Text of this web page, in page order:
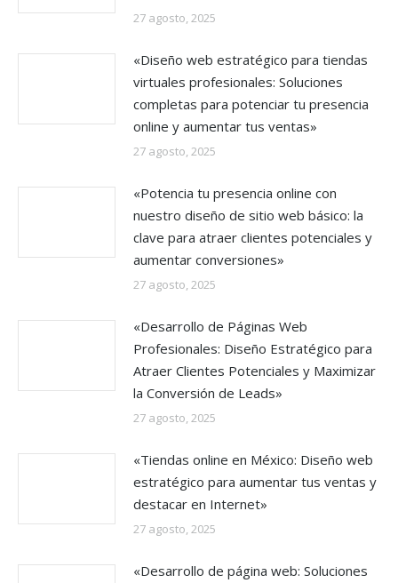
27 agosto, 2025
«Diseño web estratégico para tiendas
virtuales profesionales: Soluciones
completas para potenciar tu presencia
online y aumentar tus ventas»
27 agosto, 2025
«Potencia tu presencia online con
nuestro diseño de sitio web básico: la
clave para atraer clientes potenciales y
aumentar conversiones»
27 agosto, 2025
«Desarrollo de Páginas Web
Profesionales: Diseño Estratégico para
Atraer Clientes Potenciales y Maximizar
la Conversión de Leads»
27 agosto, 2025
«Tiendas online en México: Diseño web
estratégico para aumentar tus ventas y
destacar en Internet»
27 agosto, 2025
«Desarrollo de página web: Soluciones